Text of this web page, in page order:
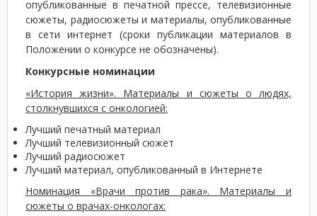
опубликованные в печатной прессе, телевизионные
сюжеты, радиосюжеты и материалы, опубликованные
в сети интернет (сроки публикации материалов в
Положении о конкурсе не обозначены).
Конкурсные номинации
«История жизни». Материалы и сюжеты о людях,
столкнувшихся с онкологией:
Лучший печатный материал
Лучший телевизионный сюжет
Лучший радиосюжет
Лучший материал, опубликованный в Интернете
Номинация «Врачи против рака». Материалы и
сюжеты о врачах-онкологах: